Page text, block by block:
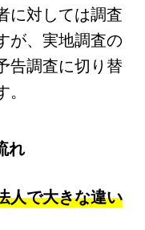
に対しては調査
が、実地調査の
告調査に切り替
れ
人で大きな違い